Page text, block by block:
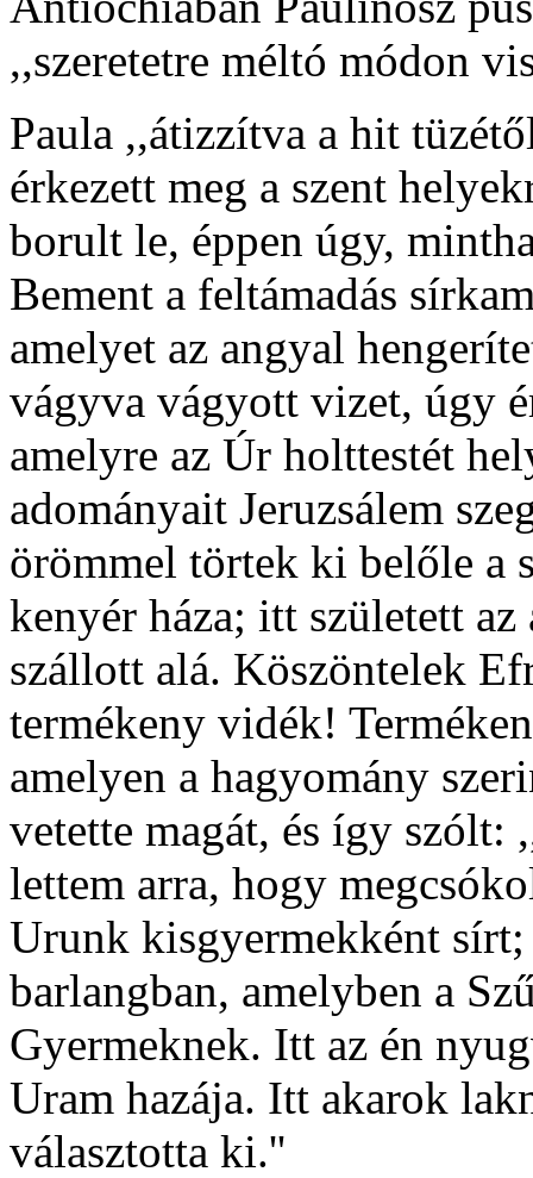
,,szeretetre méltó módon
Paula ,,átizzítva a hit
érkezett meg a szent
borult le, éppen úgy,
Bement a feltámadás
amelyet az angyal
vágyva vágyott vizet, úgy
amelyre az Úr holttestét
adományait Jeruzsálem
örömmel törtek ki belőle a
kenyér háza; itt született
szállott alá. Köszöntelek
termékeny vidék!
amelyen a hagyomány
vetette magát, és így
lettem arra, hogy
Urunk kisgyermekként
barlangban, amelyben a
Gyermeknek. Itt az én
Uram hazája. Itt akarok
választotta ki.''